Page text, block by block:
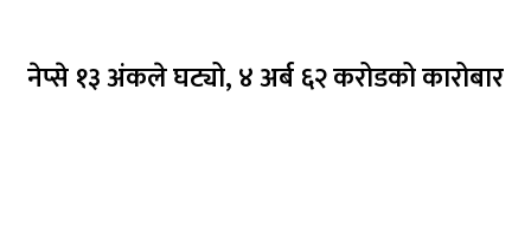
नेप्से १३ अंकले घट्यो, ४ अर्ब ६२ करोडको कारोबार